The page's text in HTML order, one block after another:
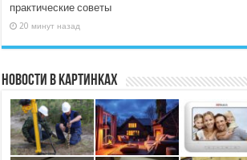
практические советы
20 минут назад
Новости в картинках